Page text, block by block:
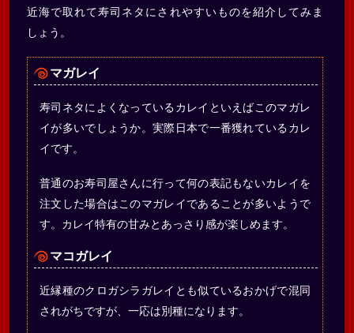
近海で取れて寿司ネタにされやすいものを紹介してみま
しょう。
マガレイ
寿司ネタによくなっているカレイといえばこのマガレ
イが多いでしょうか。実際日本で一番獲れているカレ
イです。
普通のお寿司屋さんに行って何の表記もないカレイを
注文した場合はこのマガレイであることが多いようで
す。カレイ特有の甘みとあっさり感が楽しめます。
マコガレイ
近縁種のクロガシラガレイとも似ているおかげで混同
されがちですが、一応は別種になります。